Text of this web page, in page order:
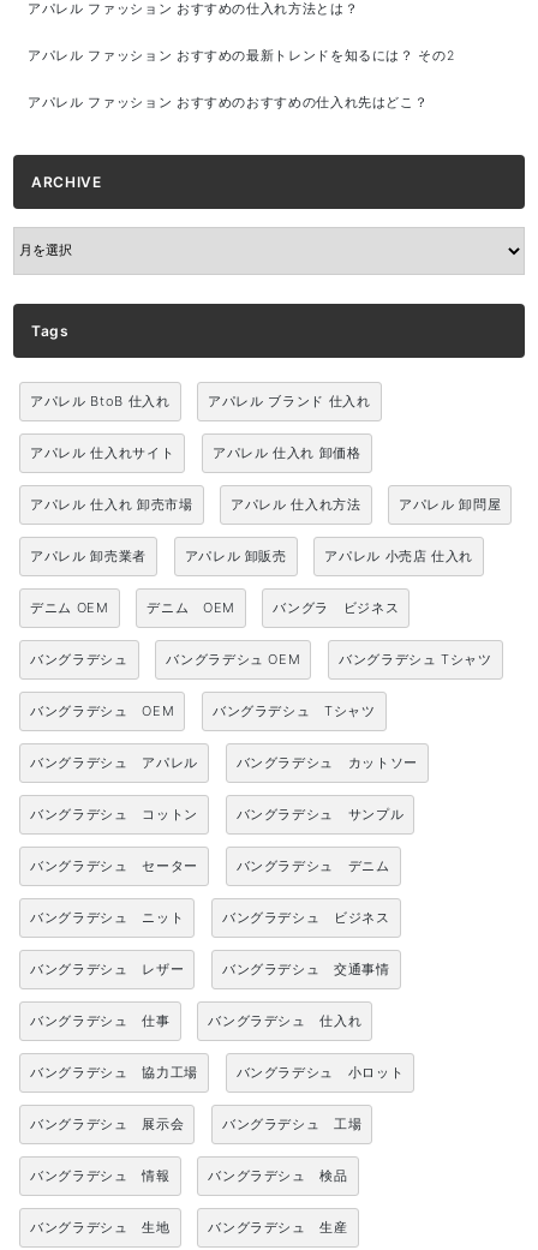
アパレル ファッション おすすめの仕入れ方法とは？
アパレル ファッション おすすめの最新トレンドを知るには？ その2
アパレル ファッション おすすめのおすすめの仕入れ先はどこ？
ARCHIVE
ARCHIVE
Tags
アパレル BtoB 仕入れ アパレル ブランド 仕入れ
アパレル 仕入れサイト アパレル 仕入れ 卸価格
アパレル 仕入れ 卸売市場 アパレル 仕入れ方法 アパレル 卸問屋
アパレル 卸売業者 アパレル 卸販売 アパレル 小売店 仕入れ
デニム OEM デニム OEM バングラ ビジネス
バングラデシュ バングラデシュ OEM バングラデシュ Tシャツ
バングラデシュ OEM バングラデシュ Tシャツ
バングラデシュ アパレル バングラデシュ カットソー
バングラデシュ コットン バングラデシュ サンプル
バングラデシュ セーター バングラデシュ デニム
バングラデシュ ニット バングラデシュ ビジネス
バングラデシュ レザー バングラデシュ 交通事情
バングラデシュ 仕事 バングラデシュ 仕入れ
バングラデシュ 協力工場 バングラデシュ 小ロット
バングラデシュ 展示会 バングラデシュ 工場
バングラデシュ 情報 バングラデシュ 検品
バングラデシュ 生地 バングラデシュ 生産